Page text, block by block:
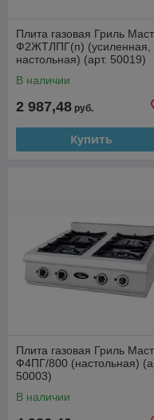
Плита газовая Гриль
Ф2ЖТЛПГ(п) (усиленная,
настольная) (арт. 50019)
В наличии
2 987,48 руб.
Купить
Плита газовая Гриль
Ф4ПГ/800 (настольная)
50003)
В наличии